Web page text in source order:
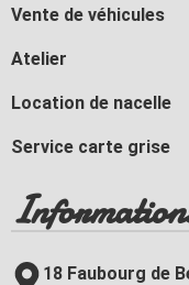
Vente de véhicules
Atelier
Location de nacelle
Service carte grise
18 Faubourg de